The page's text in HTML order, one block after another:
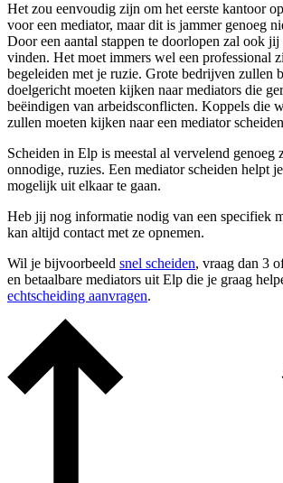
Het zou eenvoudig zijn om het eerste kantoor
voor een mediator, maar dit is jammer genoeg
Door een aantal stappen te doorlopen zal ook
vinden. Het moet immers wel een professional
begeleiden met je ruzie. Grote bedrijven zullen
doelgericht moeten kijken naar mediators die
beëindigen van arbeidsconflicten. Koppels die
zullen moeten kijken naar een mediator
Scheiden in Elp is meestal al vervelend genoeg
onnodige, ruzies. Een mediator scheiden helpt
mogelijk uit elkaar te gaan.
Heb jij nog informatie nodig van een specifiek
kan altijd contact met ze opnemen.
Wil je bijvoorbeeld snel scheiden, vraag dan 3
en betaalbare mediators uit Elp die je graag
echtscheiding aanvragen.